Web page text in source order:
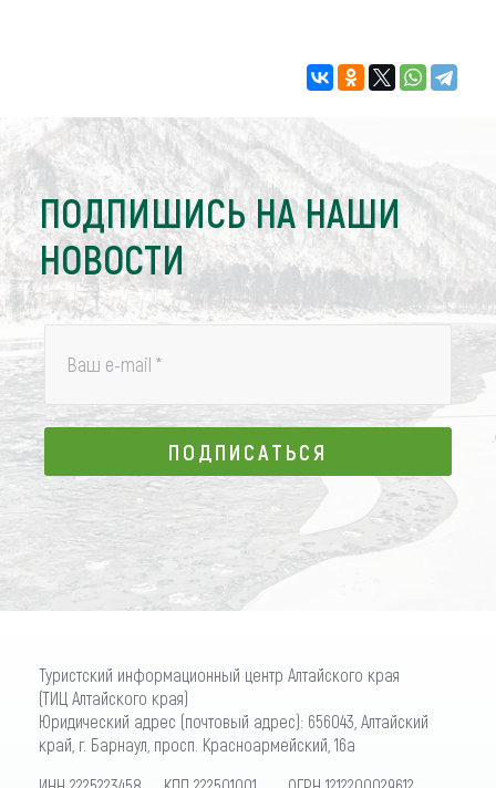
ПОДПИШИСЬ НА НАШИ
НОВОСТИ
Ваш e-mail *
ПОДПИСАТЬСЯ
ПОДПИСАТЬСЯ
Туристский информационный центр Алтайского края
(ТИЦ Алтайского края)
Юридический адрес (почтовый адрес): 656043, Алтайский
край, г. Барнаул, просп. Красноармейский, 16а